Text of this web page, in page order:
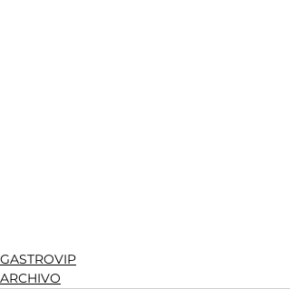
GASTROVIP
ARCHIVO